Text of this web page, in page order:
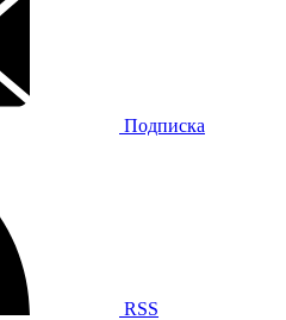
Подписка
RSS